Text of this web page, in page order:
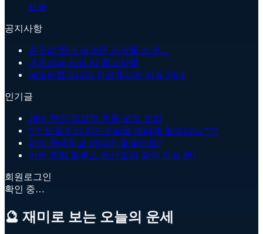
보글
공지사항
🎉우리 동네 새로운 가게를 소개…
📌게시글 작성 시 참고사항
📣오픈했습니다 자유게시판 이용 안내
인기글
30대 한인 직장인 친목 모임 모집
*** 도움주신 이민우님을 애타게 찾습니다 ***
아이 한국학교 어디가 좋을까요?
이번 주말 둘루스 등산모임 같이 가실 분!
회원로그인
확인 중…
🔮 재미로 보는 오늘의 운세